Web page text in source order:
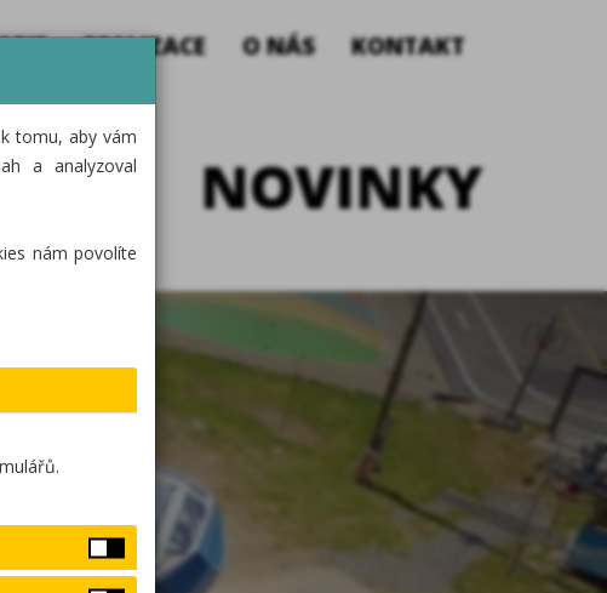
REALIZACE O NÁS KONTAKT
NOVINKY
tomu, aby vám
a analyzoval
nám povolíte